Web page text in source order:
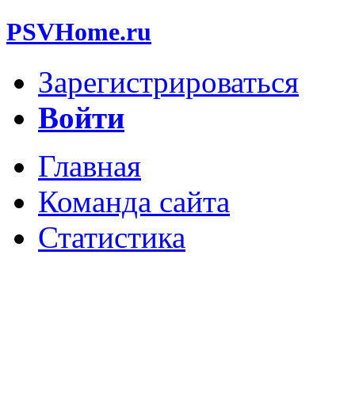
PSVHome.ru
Зарегистрироваться
Войти
Главная
Команда сайта
Статистика